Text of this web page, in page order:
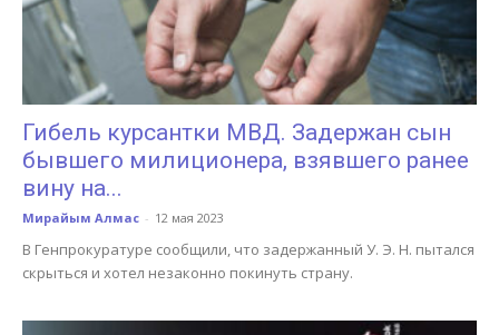
Гибель курсантки МВД. Задержан сын
бывшего милиционера, взявшего ранее
вину на...
Мирайым Алмас - 12 мая 2023
В Генпрокуратуре сообщили, что задержанный У. Э. Н. пытался
скрыться и хотел незаконно покинуть страну.